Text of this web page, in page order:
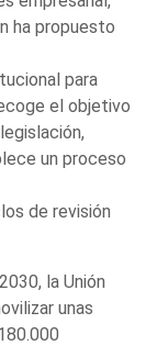
ha propuesto
para
el objetivo
un proceso
de revisión
la Unión
unas